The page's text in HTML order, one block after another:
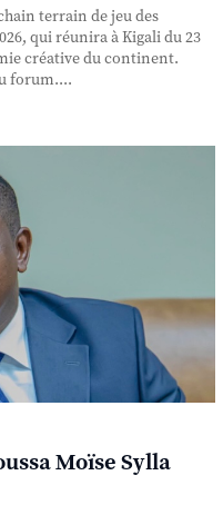
terrain de jeu des
qui réunira à Kigali du 23
créative du continent.
forum....
Moïse Sylla